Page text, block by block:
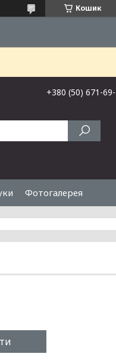
Кошик
+380 (50) 671-
Фотогалерея